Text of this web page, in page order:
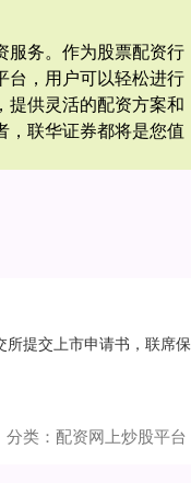
服务。作为股票配资行
台，用户可以轻松进行
提供灵活的配资方案和
，联华证券都将是您值
提交上市申请书，联席保
分类： 配资网上炒股平台